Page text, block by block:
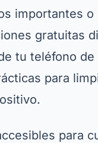
importantes
gratuitas
tu teléfono de
para
para